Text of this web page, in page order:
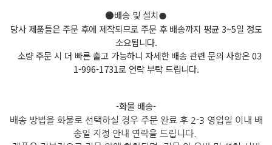
●배송 및 설치●
당사 제품들은 주문 후에 제작되므로 주문 후 배송까지 평균 3~5일 정도
소요됩니다.
소량 주문 시 더 빠른 출고 가능하니 자세한 배송 관련 문의 사항은 03
1-996-1731로 연락 부탁 드립니다.
-화물 배송-
배송 방법을 화물로 선택하실 경우 주문 완료 후 2-3 영업일 이내 배
송일 지정 안내 연락을 드립니다.